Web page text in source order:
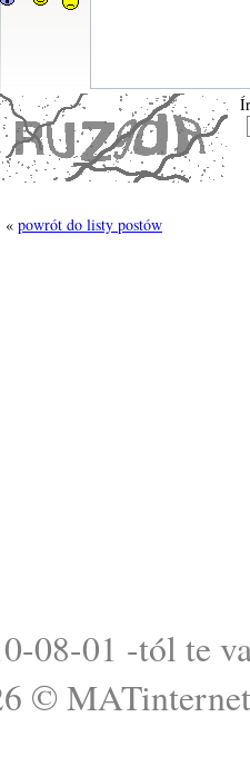
« powrót do listy postów
08-01 -tól te
© MATinternet